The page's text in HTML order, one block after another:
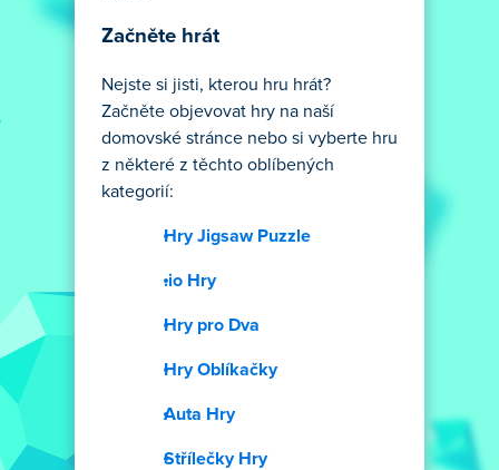
Začněte hrát
Nejste si jisti, kterou hru hrát?
Začněte objevovat hry na naší
domovské stránce nebo si vyberte hru
z některé z těchto oblíbených
kategorií:
Hry Jigsaw Puzzle
.io Hry
Hry pro Dva
Hry Oblíkačky
Auta Hry
Střílečky Hry